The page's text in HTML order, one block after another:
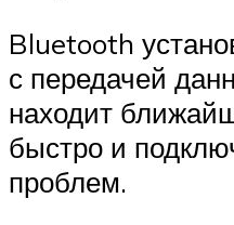
Bluetooth
с передачей
находит
быстро и
проблем.